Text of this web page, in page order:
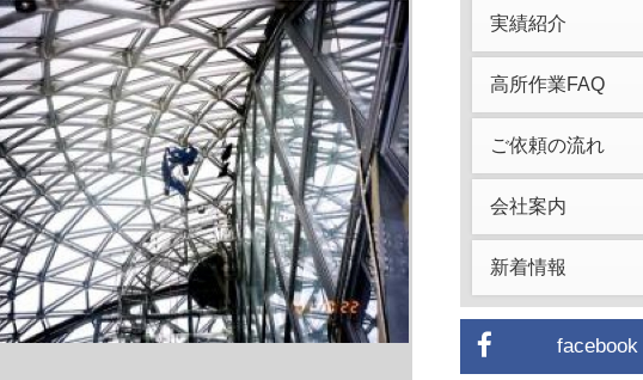
実績紹介
高所作業FAQ
ご依頼の流れ
会社案内
新着情報
facebook